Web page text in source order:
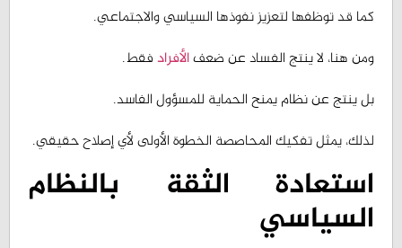
ومن هنا، لا ينتج الفساد عن ضعفالأفرادفقط.
بل ينتج عن نظام يمنح الحماية للمسؤول الفاسد.
لذلك، يمثل تفكيك المحاصصة الخطوة الأولى لأي إصلاح حقيقي.
استعادة الثقة بالنظام
السياسي
من وجهة نظري، تمثل العملية الحكومية محاولة لاستعادة الثقة